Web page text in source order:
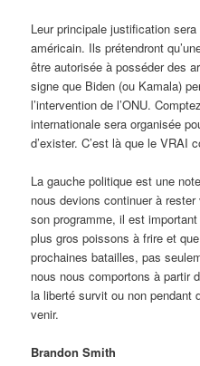
Leur principale justification
américain. Ils prétendront
être autorisée à posséder des
signe que Biden (ou Kamala)
l’intervention de l’ONU.
internationale sera organisée
d’exister. C’est là que le VRAI
La gauche politique est une
nous devions continuer à
son programme, il est
plus gros poissons à frire et
prochaines batailles, pas
nous nous comportons à partir
la liberté survit ou non pendant
venir.
Brandon Smith